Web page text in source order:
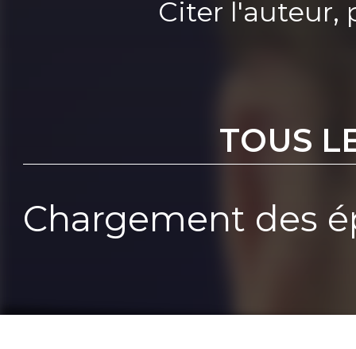
Citer l'auteur,
TOUS
Chargement des